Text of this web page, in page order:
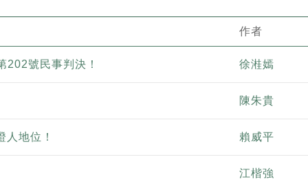
作者
202號民事判決！ 徐溎嫣
陳朱貴
地位！ 賴威平
江楷強